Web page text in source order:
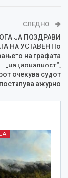
СЛЕДНО
ЈА ПОЗДРАВИ
НА УСТАВЕН По
на графата
„националност“,
очекува судот
ажурно